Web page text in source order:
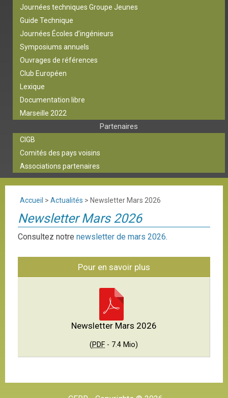
Journées techniques Groupe Jeunes
Guide Technique
Journées Écoles d’ingénieurs
Symposiums annuels
Ouvrages de références
Club Européen
Lexique
Documentation libre
Marseille 2022
Partenaires
CIGB
Comités des pays voisins
Associations partenaires
Accueil > Actualités > Newsletter Mars 2026
Newsletter Mars 2026
Consultez notre newsletter de mars 2026.
Pour en savoir plus
Newsletter Mars 2026
(PDF - 7.4 Mio)